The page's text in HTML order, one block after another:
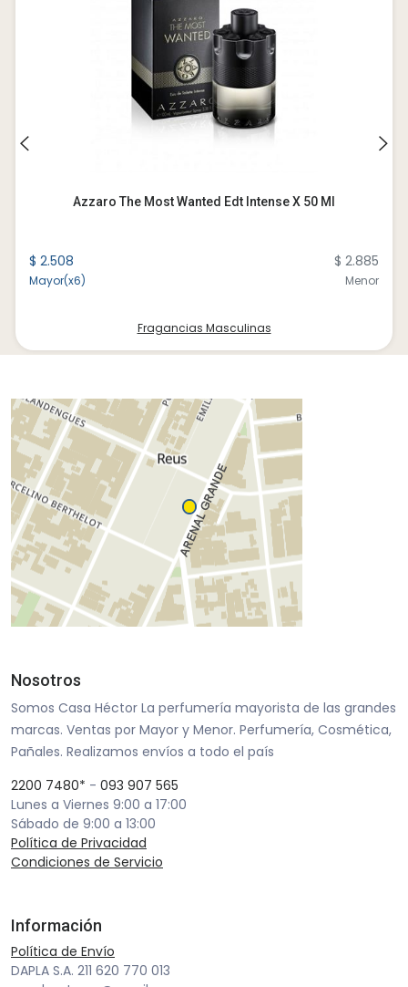
Azzaro The Most Wanted Edt Intense X 50 Ml
$ 2.508
Mayor(x6)
$ 2.885
Menor
Fragancias Masculinas
Nosotros
Somos Casa Héctor La perfumería mayorista de las grandes
marcas. Ventas por Mayor y Menor. Perfumería, Cosmética,
Pañales. Realizamos envíos a todo el país
2200 7480* - 093 907 565
Lunes a Viernes 9:00 a 17:00
Sábado de 9:00 a 13:00
Política de Privacidad
Condiciones de Servicio
Información
Política de Envío
DAPLA S.A. 211 620 770 013